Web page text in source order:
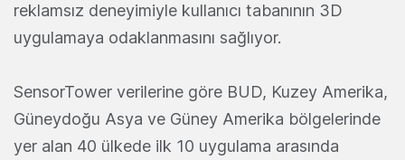
reklamsız deneyimiyle kullanıcı tabanının 3D
uygulamaya odaklanmasını sağlıyor.
SensorTower verilerine göre BUD, Kuzey Amerika,
Güneydoğu Asya ve Güney Amerika bölgelerinde
yer alan 40 ülkede ilk 10 uygulama arasında